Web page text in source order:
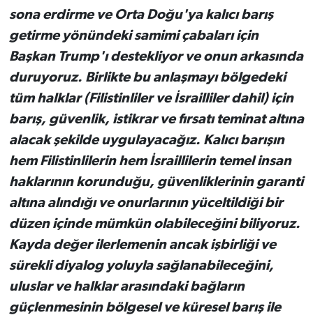
sona erdirme ve Orta Doğu'ya kalıcı barış
getirme yönündeki samimi çabaları için
Başkan Trump'ı destekliyor ve onun arkasında
duruyoruz. Birlikte bu anlaşmayı bölgedeki
tüm halklar (Filistinliler ve İsrailliler dahil) için
barış, güvenlik, istikrar ve fırsatı teminat altına
alacak şekilde uygulayacağız. Kalıcı barışın
hem Filistinlilerin hem İsraillilerin temel insan
haklarının korunduğu, güvenliklerinin garanti
altına alındığı ve onurlarının yüceltildiği bir
düzen içinde mümkün olabileceğini biliyoruz.
Kayda değer ilerlemenin ancak işbirliği ve
sürekli diyalog yoluyla sağlanabileceğini,
uluslar ve halklar arasındaki bağların
güçlenmesinin bölgesel ve küresel barış ile